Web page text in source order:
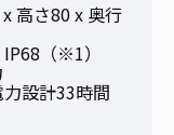
高さ80 x 奥行
（※1）
設計33時間